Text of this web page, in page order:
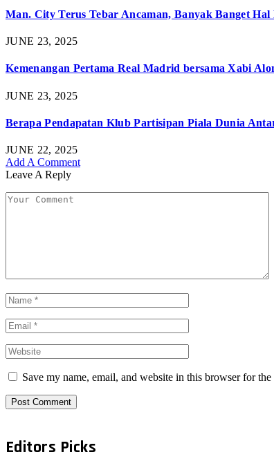
Man. City Terus Tebar Ancaman, Banyak Banget
JUNE 23, 2025
Kemenangan Pertama Real Madrid bersama Xabi
JUNE 23, 2025
Berapa Pendapatan Klub Partisipan Piala Dunia
JUNE 22, 2025
Add A Comment
Leave A Reply
Save my name, email, and website in this browser for
Editors Picks